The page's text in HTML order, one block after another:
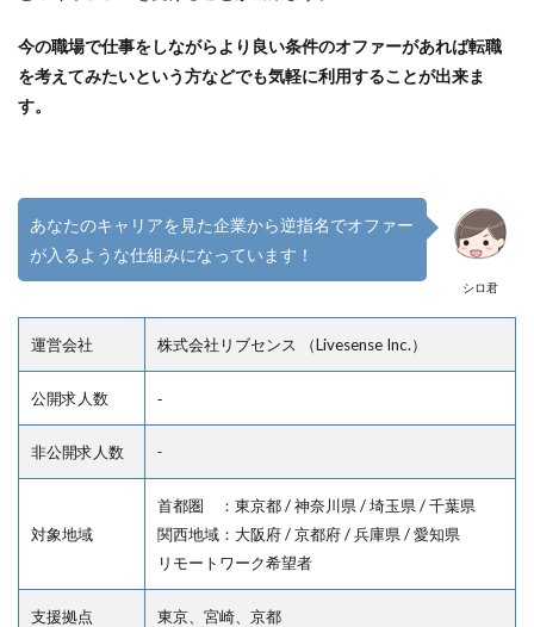
今の職場で仕事をしながらより良い条件のオファーがあれば転職
を考えてみたいという方などでも気軽に利用することが出来ま
す。
シロ君
あなたのキャリアを見た企業から逆指名でオファー
が入るような仕組みになっています！
運営会社 株式会社リブセンス （Livesense Inc.）
公開求人数 ‐
非公開求人数 ‐
対象地域
首都圏 ：東京都 / 神奈川県 / 埼玉県 / 千葉県
関西地域：大阪府 / 京都府 / 兵庫県 / 愛知県
リモートワーク希望者
支援拠点 東京、宮崎、京都